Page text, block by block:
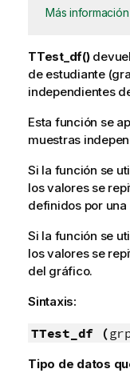
Más información
TTest_df()
de estudiante
independientes
Esta función se
muestras
Si la función se
los valores se
definidos por
Si la función se
los valores se
del gráfico.
Sintaxis:
TTest_df (
Tipo de datos